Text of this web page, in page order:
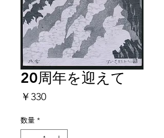
20周年を迎えて
￥330価
数量 *